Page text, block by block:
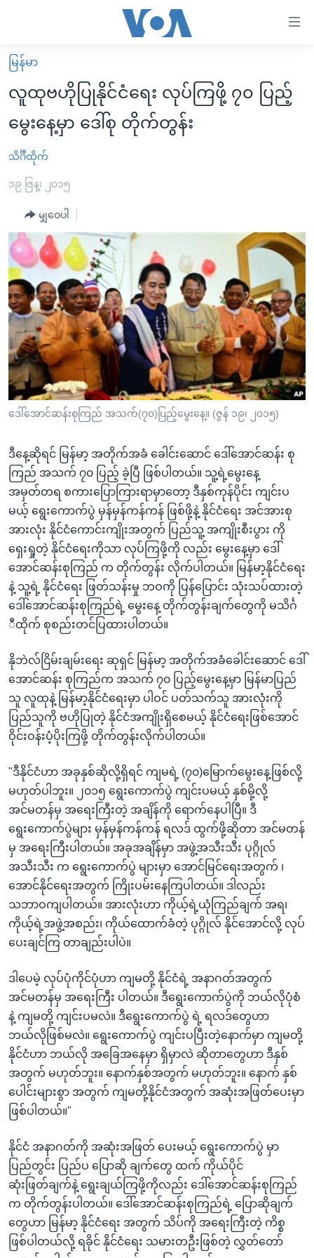
လွယ်ကူ
စေ
Link
များ
ပင်မ
ကျော်
ကြည့်
ရန်
ပင်မ
အ
ညွန်း
စာမျက်နှာ
ကျော်
ကြည့်
ရှာဖွေ
ရန်
နေရာ
သို့
ကျော်
ရန်
မူလစာမျက်နှာ
မြန်မာ
ကမ္ဘာ့သတင်းများ
နိုင်ငံတကာ
အမေရိကန်
အစ္စရေး-ပါလက်စတိုင်း
ဗွီဒီယို
သတင်းလွတ်လပ်ခွင့်
အင်္ဂလိပ်စာလေ့လာမယ်
အမေရိကန်သုံးအီဒီယံ
မကြေးမုံရဲ့ အင်္ဂလိပ်စာ
ရုပ်ရှင်ထဲက အင်္ဂလိပ်စာ
သုတပဒေသာ အင်္ဂလိပ်စာ
အပတ်စဉ်ကဏ္ဍများ
တီဗွီ
ရေဒီယိုနှင့်ရုပ်သံ အချက်အလက်များ
ရေဒီယို/တီဗွီအစီအစဉ်
Learning English
ဗွီအိုအေ လူမှုကွန်ယက်များ
ဘာသာစကားများ
မြန်မာ
လူထုဗဟိုပြုနိုင်ငံရေး လုပ်ကြဖို့ ၇၀ ပြည့်
မွေးနေ့မှာ ဒေါ်စု တိုက်တွန်း
သိင်္ဂီထိုက်
၁၉ ဇြန္၊ ၂၀၁၅
မျှဝေပါ
ဒေါ်အောင်ဆန်းစုကြည် အသက်(၇၀)ပြည့်မွေးနေ့။ (ဇွန် ၁၉၊ ၂၀၁၅)
ဒီနေ့ဆိုရင် မြန်မာ့ အတိုက်အခံ ခေါင်းဆောင် ဒေါ်အောင်ဆန်း စု
ကြည် အသက် ၇၀ ပြည့် ခဲ့ပြီ ဖြစ်ပါတယ်။ သူ့ရဲ့မွေးနေ့
အမှတ်တရ စကားပြောကြားရာမှာတော့ ဒီနှစ်ကုန်ပိုင်း ကျင်းပ
မယ့် ရွေးကောက်ပွဲ မှန်မှန်ကန်ကန် ဖြစ်ဖို့နဲ့ နိုင်ငံရေး အင်အားစု
အားလုံး နိုင်ငံကောင်းကျိုးအတွက် ပြည်သူ့ အကျိုးစီးပွား ကို
ရှေးရှုတဲ့ နိုင်ငံရေးကိုသာ လုပ်ကြဖို့ကို လည်း မွေးနေ့မှာ ဒေါ်
အောင်ဆန်းစုကြည် က တိုက်တွန်း လိုက်ပါတယ်။ မြန်မာ့နိုင်ငံရေး
နဲ့ သူ့ရဲ့ နိုင်ငံရေး ဖြတ်သန်းမှု ဘဝကို ပြန်ပြောင်း သုံးသပ်ထားတဲ့
ဒေါ်အောင်ဆန်းစုကြည်ရဲ့ မွေးနေ့ တိုက်တွန်းချက်တွေကို မသိင်္ဂ
ီထိုက် စုစည်းတင်ပြထားပါတယ်။
နိုဘဲလ်ငြိမ်းချမ်းရေး ဆုရှင် မြန်မာ့ အတိုက်အခံခေါင်းဆောင် ဒေါ်
အောင်ဆန်း စုကြည်က အသက် ၇၀ ပြည့်မွေးနေ့မှာ မြန်မာပြည်
သူ လူထုနဲ့ မြန်မာ့နိုင်ငံရေးမှာ ပါဝင် ပတ်သက်သူ အားလုံးကို
ပြည်သူကို ဗဟိုပြုတဲ့ နိုင်ငံအကျိုးရှိစေမယ့် နိုင်ငံရေးဖြစ်အောင်
ဝိုင်းဝန်းပံ့ပိုးကြဖို့ တိုက်တွန်းလိုက်ပါတယ်။
"ဒီနိုင်ငံဟာ အခုနှစ်ဆိုလို့ရှိရင် ကျမရဲ့ (၇၀)မြောက်မွေးနေ့ဖြစ်လို့
မဟုတ်ပါဘူး။ ၂၀၁၅ ရွေးကောက်ပွဲ ကျင်းပမယ့် နှစ်မို့လို့
အင်မတန်မှ အရေးကြီးတဲ့ အချိန်ကို ရောက်နေပါပြီ။ ဒီ
ရွေးကောက်ပွဲများ မှန်မှန်ကန်ကန် ရလဒ် ထွက်ဖို့ဆိုတာ အင်မတန်
မှ အရေးကြီးပါတယ်။ အခုအချိန်မှာ အဖွဲ့အသီးသီး ပုဂ္ဂိုလ်
အသီးသီး က ရွေးကောက်ပွဲ များမှာ အောင်မြင်ရေးအတွက် ၊
အောင်နိုင်ရေးအတွက် ကြိုးပမ်းနေကြပါတယ်။ ဒါလည်း
သဘာဝကျပါတယ်။ အားလုံးဟာ ကိုယ့်ရဲ့ယုံကြည်ချက် အရ၊
ကိုယ့်ရဲ့အဖွဲ့အစည်း၊ ကိုယ်ထောက်ခံတဲ့ ပုဂ္ဂိုလ် နိုင်အောင်လို့ လုပ်
ပေးချင်ကြ တာချည်းပါပဲ။
ဒါပေမဲ့ လုပ်ပုံကိုင်ပုံဟာ ကျမတို့ နိုင်ငံရဲ့ အနာဂတ်အတွက်
အင်မတန်မှ အရေးကြီး ပါတယ်။ ဒီရွေးကောက်ပွဲကို ဘယ်လိုပုံစံ
နဲ့ ကျမတို့ ကျင်းပမလဲ။ ဒီရွေးကောက်ပွဲ ရဲ့ ရလဒ်တွေဟာ
ဘယ်လိုဖြစ်မလဲ။ ရွေးကောက်ပွဲ ကျင်းပပြီးတဲ့နောက်မှာ ကျမတို့
နိုင်ငံဟာ ဘယ်လို အခြေအနေမှာ ရှိမှာလဲ ဆိုတာတွေဟာ ဒီနှစ်
အတွက် မဟုတ်ဘူး။ နောက်နှစ်အတွက် မဟုတ်ဘူး။ နောက် နှစ်
ပေါင်းများစွာ အတွက် ကျမတို့နိုင်ငံအတွက် အဆုံးအဖြတ်ပေးမှာ
ဖြစ်ပါတယ်။"
နိုင်ငံ အနာဂတ်ကို အဆုံးအဖြတ် ပေးမယ့် ရွေးကောက်ပွဲ မှာ
ပြည်တွင်း ပြည်ပ ပြောဆို ချက်တွေ ထက် ကိုယ်ပိုင်
ဆုံးဖြတ်ချက်နဲ့ ရွေးချယ်ကြဖို့ကိုလည်း ဒေါ်အောင်ဆန်းစုကြည်
က တိုက်တွန်းပါတယ်။ ဒေါ်အောင်ဆန်းစုကြည်ရဲ့ ပြောဆိုချက်
တွေဟာ မြန်မာ့ နိုင်ငံရေး အတွက် သိပ်ကို အရေးကြီးတဲ့ ကိစ္စ
ဖြစ်ပါတယ်လို့ ရခိုင် နိုင်ငံရေး သမားတဦးဖြစ်တဲ့ လွှတ်တော်